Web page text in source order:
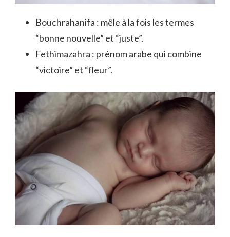
Bouchrahanifa : mêle à la fois les termes
“bonne nouvelle” et “juste”.
Fethimazahra : prénom arabe qui combine
“victoire” et “fleur”.